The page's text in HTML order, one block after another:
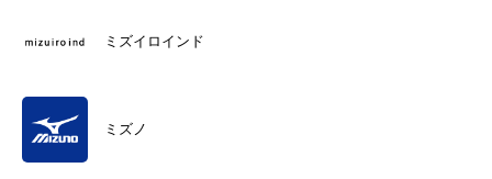
ミズイロインド
ミズノ